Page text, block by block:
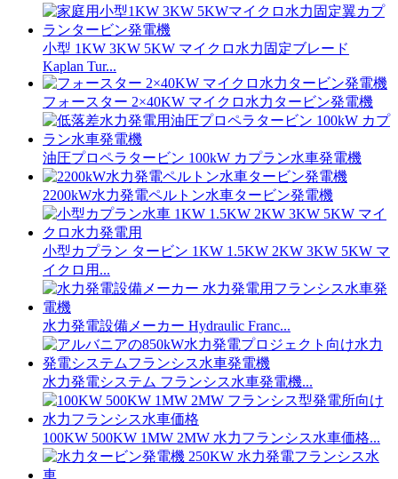
小型 1KW 3KW 5KW マイクロ水力固定ブレード
Kaplan Tur...
フォースター 2×40KW マイクロ水力タービン発電機
油圧プロペラタービン 100kW カプラン水車発電機
2200kW水力発電ペルトン水車タービン発電機
小型カプラン タービン 1KW 1.5KW 2KW 3KW 5KW マ
イクロ用...
水力発電設備メーカー Hydraulic Franc...
水力発電システム フランシス水車発電機...
100KW 500KW 1MW 2MW 水力フランシス水車価格...